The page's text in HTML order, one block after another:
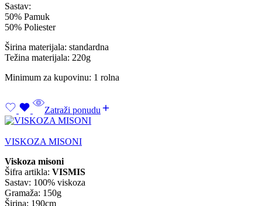
Sastav:
50% Pamuk
50% Poliester
Širina materijala: standardna
Težina materijala: 220g
Minimum za kupovinu: 1 rolna
Zatraži ponudu
VISKOZA MISONI
Viskoza misoni
Šifra artikla: VISMIS
Sastav: 100% viskoza
Gramaža: 150g
Širina: 190cm